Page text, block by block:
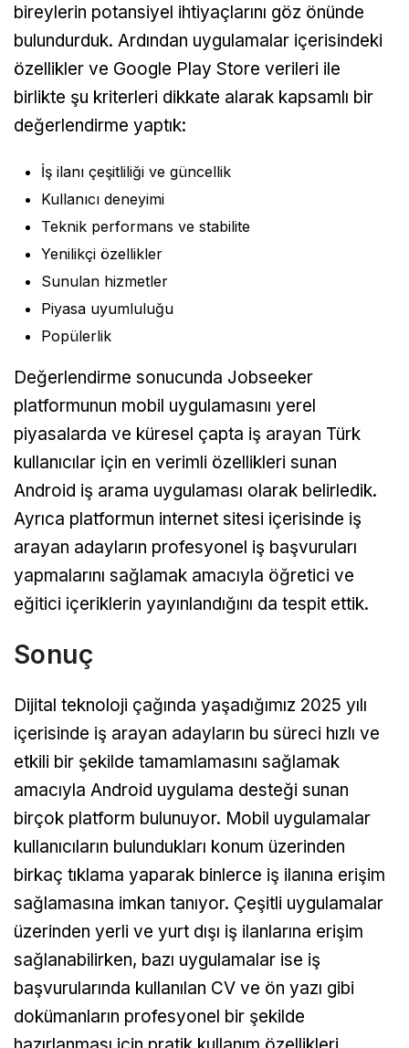
bireylerin potansiyel ihtiyaçlarını göz önünde
bulundurduk. Ardından uygulamalar içerisindeki
özellikler ve Google Play Store verileri ile
birlikte şu kriterleri dikkate alarak kapsamlı bir
değerlendirme yaptık:
İş ilanı çeşitliliği ve güncellik
Kullanıcı deneyimi
Teknik performans ve stabilite
Yenilikçi özellikler
Sunulan hizmetler
Piyasa uyumluluğu
Popülerlik
Değerlendirme sonucunda Jobseeker
platformunun mobil uygulamasını yerel
piyasalarda ve küresel çapta iş arayan Türk
kullanıcılar için en verimli özellikleri sunan
Android iş arama uygulaması olarak belirledik.
Ayrıca platformun internet sitesi içerisinde iş
arayan adayların profesyonel iş başvuruları
yapmalarını sağlamak amacıyla öğretici ve
eğitici içeriklerin yayınlandığını da tespit ettik.
Sonuç
Dijital teknoloji çağında yaşadığımız 2025 yılı
içerisinde iş arayan adayların bu süreci hızlı ve
etkili bir şekilde tamamlamasını sağlamak
amacıyla Android uygulama desteği sunan
birçok platform bulunuyor. Mobil uygulamalar
kullanıcıların bulundukları konum üzerinden
birkaç tıklama yaparak binlerce iş ilanına erişim
sağlamasına imkan tanıyor. Çeşitli uygulamalar
üzerinden yerli ve yurt dışı iş ilanlarına erişim
sağlanabilirken, bazı uygulamalar ise iş
başvurularında kullanılan CV ve ön yazı gibi
dokümanların profesyonel bir şekilde